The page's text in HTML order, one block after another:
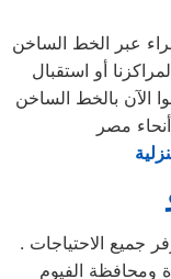
عبر الخط الساخن
أو استقبال
الآن بالخط الساخن
. موقع شركة بيكو في محافظة الفيوم يوفر جميع الاحتياجات
ومحافظة الفيوم